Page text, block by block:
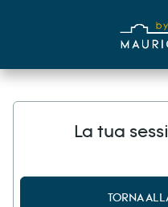
La tua
TORNA